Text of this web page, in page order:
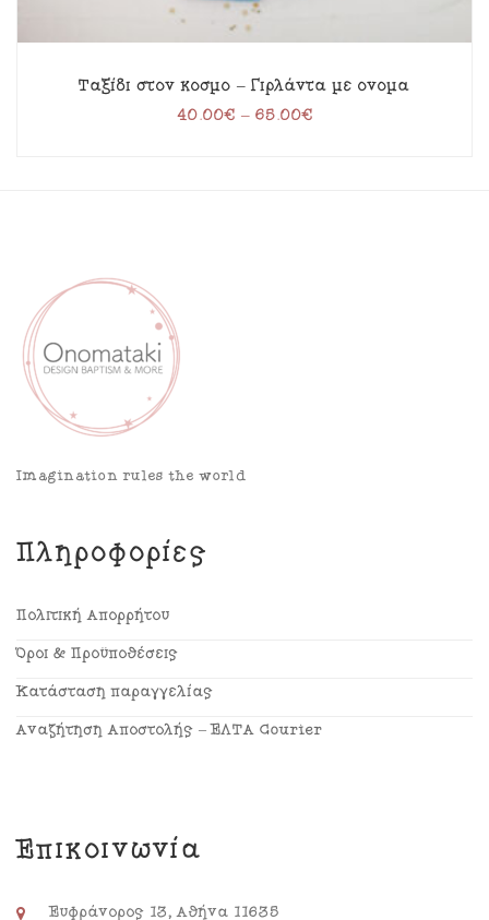
Ταξίδι στον κόσμο – Γιρλάντα με όνομα
40.00€ – 65.00€
Imagination rules the world
Πληροφορίες
Πολιτική Απορρήτου
Όροι & Προϋποθέσεις
Κατάσταση παραγγελίας
Αναζήτηση Αποστολής – ΕΛΤΑ Courier
Επικοινωνία
Ευφράνορος 13, Αθήνα 11635